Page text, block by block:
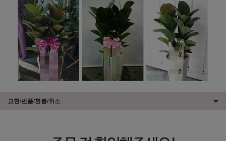
교환/반품/환불/취소